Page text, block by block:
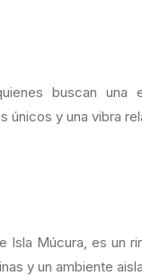
buscan una
únicos y una vibra
Isla Múcura, es un
y un ambiente